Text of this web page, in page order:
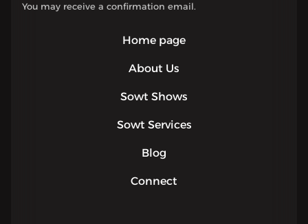
Home page
About Us
Sowt Shows
Sowt Services
Blog
Connect
You may receive a confirmation email.